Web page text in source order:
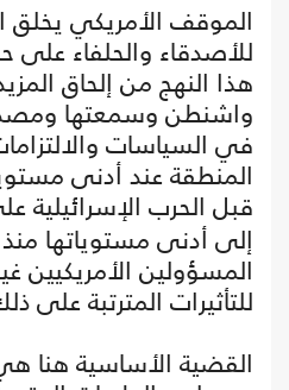
الموقف الأمريكي يخلق
للأصدقاء والحلفاء
هذا النهج من إلحاق
واشنطن وسمعتها
في السياسات
المنطقة عند أدنى
قبل الحرب الإسرائيلية
إلى أدنى مستوياتها
المسؤولين الأمريكيين
للتأثيرات المترتبة على
القضية الأساسية هنا